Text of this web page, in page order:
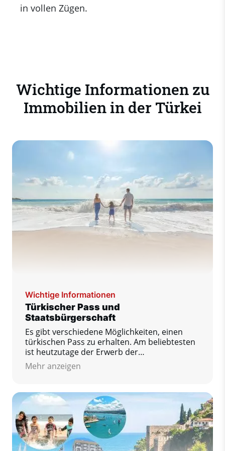
in vollen Zügen.
Wichtige Informationen zu
Immobilien in der Türkei
Wichtige Informationen
Türkischer Pass und
Staatsbürgerschaft
Es gibt verschiedene Möglichkeiten, einen
türkischen Pass zu erhalten. Am beliebtesten
ist heutzutage der Erwerb der
Staatsbürgerschaft durch den Kauf einer
Immobilie oder die Eröffnung eines
Mehr anzeigen